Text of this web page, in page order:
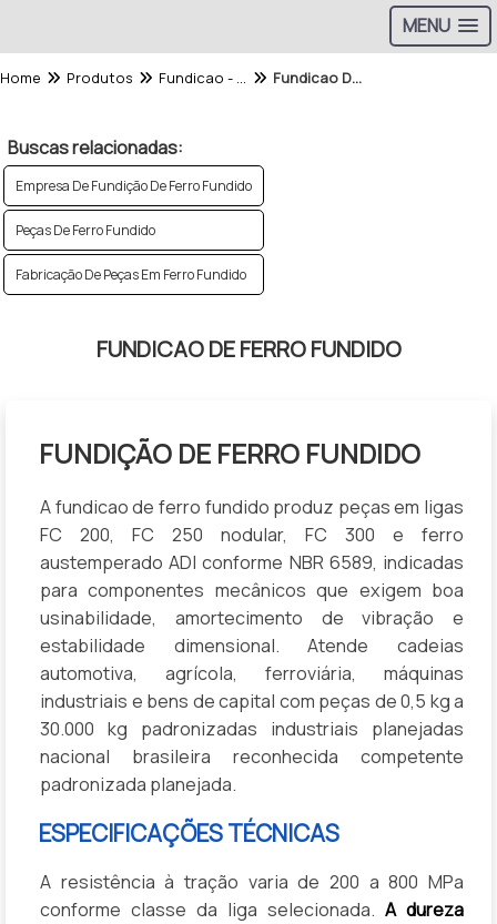
MENU
Home Produtos Fundicao - Categoria Fundicao De Ferro Fundido
Buscas relacionadas:
Empresa De Fundição De Ferro Fundido
Peças De Ferro Fundido
Fabricação De Peças Em Ferro Fundido
FUNDICAO DE FERRO FUNDIDO
FUNDIÇÃO DE FERRO FUNDIDO
A fundicao de ferro fundido produz peças em ligas
FC 200, FC 250 nodular, FC 300 e ferro
austemperado ADI conforme NBR 6589, indicadas
para componentes mecânicos que exigem boa
usinabilidade, amortecimento de vibração e
estabilidade dimensional. Atende cadeias
automotiva, agrícola, ferroviária, máquinas
industriais e bens de capital com peças de 0,5 kg a
30.000 kg padronizadas industriais planejadas
nacional brasileira reconhecida competente
padronizada planejada.
ESPECIFICAÇÕES TÉCNICAS
A resistência à tração varia de 200 a 800 MPa
conforme classe da liga selecionada. A dureza